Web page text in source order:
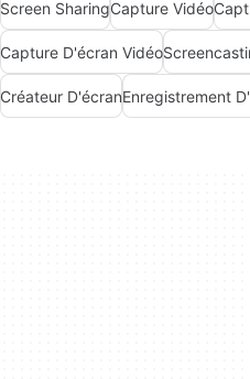
Screen SharingCapture Vidéo
Capture D'écran Vidéo
Créateur D'écranEnregistrement